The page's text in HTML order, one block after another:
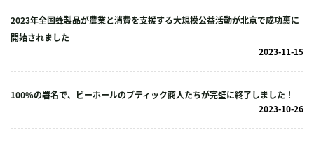
2023年全国蜂製品が農業と消費を支援する大規模公益活動が北京で成功裏に
開始されました
2023-11-15
100%の署名で、ビーホールのブティック商人たちが完璧に終了しました！
2023-10-26